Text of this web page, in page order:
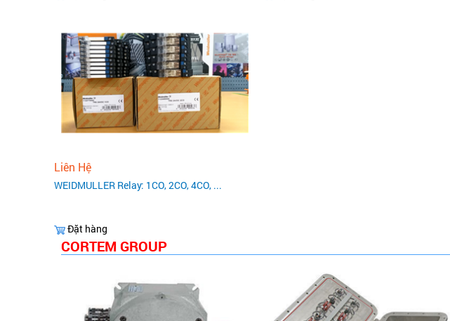
Liên Hệ
WEIDMULLER Relay: 1CO, 2CO, 4CO, ...
Đặt hàng
CORTEM GROUP